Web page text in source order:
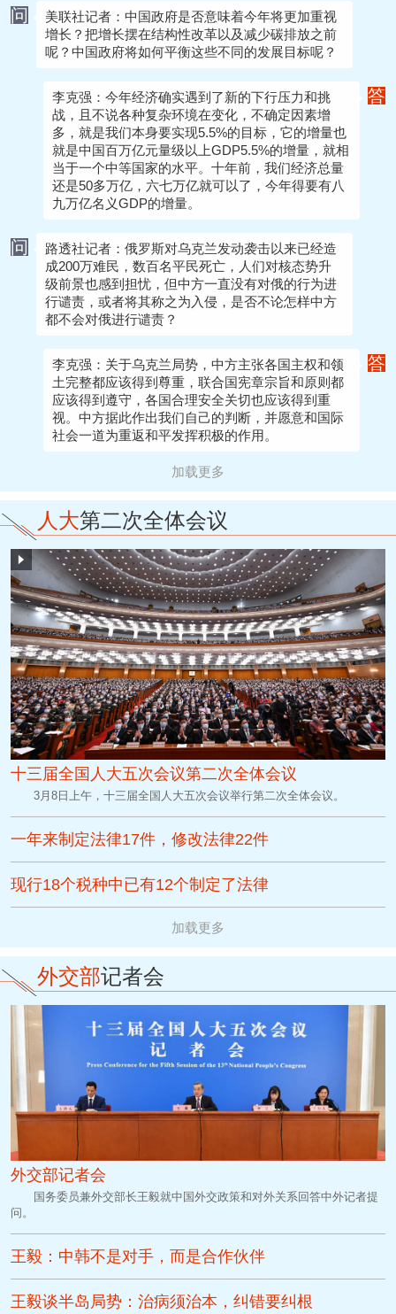
问
美联社记者：中国政府是否意味着今年将更加重视
增长？把增长摆在结构性改革以及减少碳排放之前
呢？中国政府将如何平衡这些不同的发展目标呢？
答
李克强：今年经济确实遇到了新的下行压力和挑
战，且不说各种复杂环境在变化，不确定因素增
多，就是我们本身要实现5.5%的目标，它的增量也
就是中国百万亿元量级以上GDP5.5%的增量，就相
当于一个中等国家的水平。十年前，我们经济总量
还是50多万亿，六七万亿就可以了，今年得要有八
九万亿名义GDP的增量。
问
路透社记者：俄罗斯对乌克兰发动袭击以来已经造
成200万难民，数百名平民死亡，人们对核态势升
级前景也感到担忧，但中方一直没有对俄的行为进
行谴责，或者将其称之为入侵，是否不论怎样中方
都不会对俄进行谴责？
答
李克强：关于乌克兰局势，中方主张各国主权和领
土完整都应该得到尊重，联合国宪章宗旨和原则都
应该得到遵守，各国合理安全关切也应该得到重
视。中方据此作出我们自己的判断，并愿意和国际
社会一道为重返和平发挥积极的作用。
加载更多
人大第二次全体会议
十三届全国人大五次会议第二次全体会议
3月8日上午，十三届全国人大五次会议举行第二次全体会议。
一年来制定法律17件，修改法律22件
现行18个税种中已有12个制定了法律
加载更多
外交部记者会
外交部记者会
国务委员兼外交部长王毅就中国外交政策和对外关系回答中外记者提
问。
王毅：中韩不是对手，而是合作伙伴
王毅谈半岛局势：治病须治本，纠错要纠根